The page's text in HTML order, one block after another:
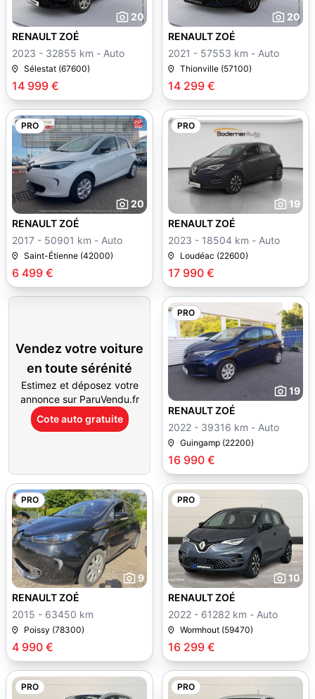
20
14 999 €
RENAULT ZOÉ
2023 - 32855 km - Auto
Sélestat (67600)
20
14 299 €
RENAULT ZOÉ
2021 - 57553 km - Auto
Thionville (57100)
PRO
20
6 499 €
RENAULT ZOÉ
2017 - 50901 km - Auto
Saint-Étienne (42000)
PRO
19
17 990 €
RENAULT ZOÉ
2023 - 18504 km - Auto
Loudéac (22600)
Vendez votre voiture
en toute sérénité
Estimez et déposez votre
annonce sur ParuVendu.fr
Cote auto gratuite
PRO
19
16 990 €
RENAULT ZOÉ
2022 - 39316 km - Auto
Guingamp (22200)
PRO
9
4 990 €
RENAULT ZOÉ
2015 - 63450 km
Poissy (78300)
PRO
10
16 299 €
RENAULT ZOÉ
2022 - 61282 km - Auto
Wormhout (59470)
PRO PRO